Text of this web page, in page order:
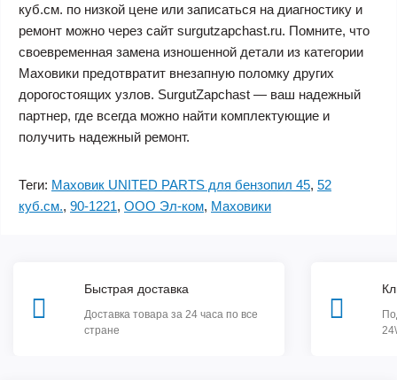
куб.см. по низкой цене или записаться на диагностику и
ремонт можно через сайт surgutzapchast.ru. Помните, что
своевременная замена изношенной детали из категории
Маховики предотвратит внезапную поломку других
дорогостоящих узлов. SurgutZapchast — ваш надежный
партнер, где всегда можно найти комплектующие и
получить надежный ремонт.
Теги: Маховик UNITED PARTS для бензопил 45, 52
куб.см., 90-1221, ООО Эл-ком, Маховики
Быстрая доставка
Доставка товара за 24 часа по все
стране